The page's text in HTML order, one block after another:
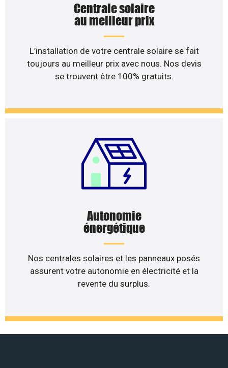
Centrale solaire
au meilleur prix
L’installation de votre centrale solaire se fait
toujours au meilleur prix avec nous. Nos devis
se trouvent être 100% gratuits.
Autonomie
énergétique
Nos centrales solaires et les panneaux posés
assurent votre autonomie en électricité et la
revente du surplus.